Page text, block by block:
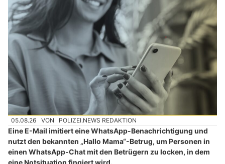
05.08.26 VON POLIZEI.NEWS REDAKTION
Eine E-Mail imitiert eine WhatsApp-Benachrichtigung und
nutzt den bekannten „Hallo Mama“-Betrug, um Personen in
einen WhatsApp-Chat mit den Betrügern zu locken, in dem